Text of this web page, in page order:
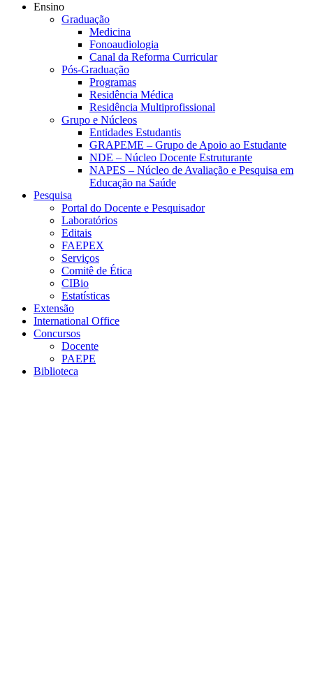
Ensino
Graduação
Medicina
Fonoaudiologia
Canal da Reforma Curricular
Pós-Graduação
Programas
Residência Médica
Residência Multiprofissional
Grupo e Núcleos
Entidades Estudantis
GRAPEME – Grupo de Apoio ao Estudante
NDE – Núcleo Docente Estruturante
NAPES – Núcleo de Avaliação e Pesquisa em
Educação na Saúde
Pesquisa
Portal do Docente e Pesquisador
Laboratórios
Editais
FAEPEX
Serviços
Comitê de Ética
CIBio
Estatísticas
Extensão
International Office
Concursos
Docente
PAEPE
Biblioteca